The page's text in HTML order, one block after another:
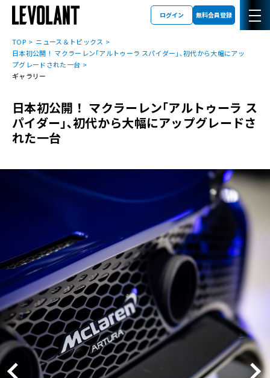
ログイン 無料会員登録
TOP
ニュース＆トピックス
日本初公開！ マクラーレン｢アルトゥーラ スパイダー｣､初代から大幅にアッ
プグレードされた一台
ギャラリー
日本初公開！ マクラーレン｢アルトゥーラ ス
パイダー｣､初代から大幅にアップグレードさ
れた一台